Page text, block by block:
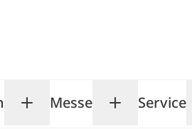
submenu
Toggle TOP Salon
Messe ToggleService